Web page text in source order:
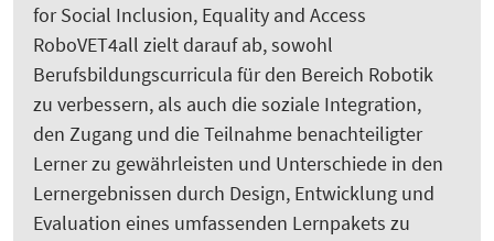
for Social Inclusion, Equality and Access
RoboVET4all zielt darauf ab, sowohl
Berufsbildungscurricula für den Bereich Robotik
zu verbessern, als auch die soziale Integration,
den Zugang und die Teilnahme benachteiligter
Lerner zu gewährleisten und Unterschiede in den
Lernergebnissen durch Design, Entwicklung und
Evaluation eines umfassenden Lernpakets zu